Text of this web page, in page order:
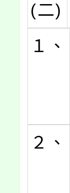
(二)
１、
２、